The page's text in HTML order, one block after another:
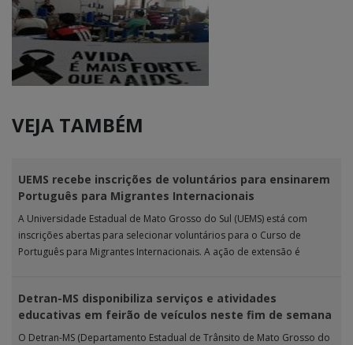
VEJA TAMBÉM
UEMS recebe inscrições de voluntários para ensinarem
Português para Migrantes Internacionais
A Universidade Estadual de Mato Grosso do Sul (UEMS) está com
inscrições abertas para selecionar voluntários para o Curso de
Português para Migrantes Internacionais. A ação de extensão é
Detran-MS disponibiliza serviços e atividades
educativas em feirão de veículos neste fim de semana
O Detran-MS (Departamento Estadual de Trânsito de Mato Grosso do